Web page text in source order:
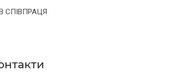
СПІВПРАЦЯ